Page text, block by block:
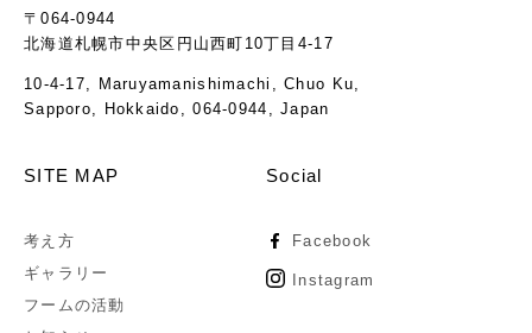
〒064-0944
北海道札幌市中央区円山西町10丁目4-17
10-4-17, Maruyamanishimachi, Chuo Ku,
Sapporo, Hokkaido, 064-0944, Japan
SITE MAP
考え方
ギャラリー
フームの活動
Social
Facebook
Instagram